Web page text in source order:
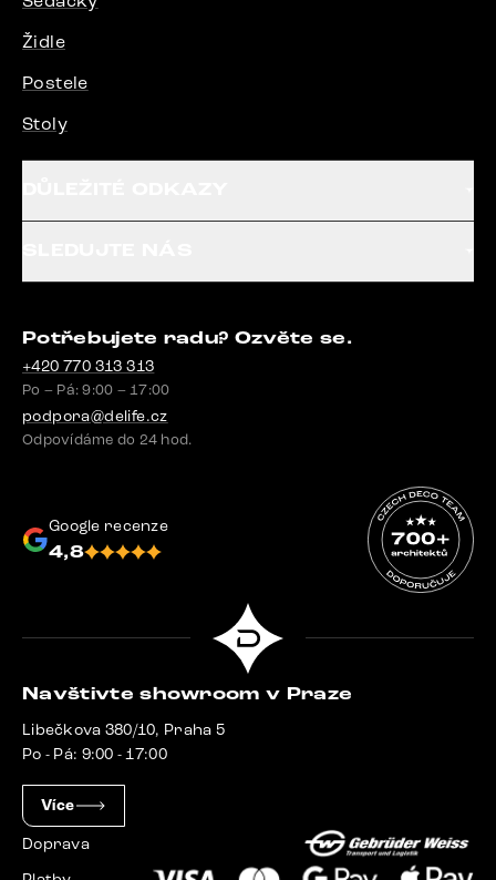
Židle
Postele
Stoly
Potřebujete radu? Ozvěte se.
+420 770 313 313
Po – Pá: 9:00 – 17:00
podpora@delife.cz
Odpovídáme do 24 hod.
Google recenze
4,8
Navštivte showroom v Praze
Libečkova 380/10, Praha 5
Po - Pá: 9:00 - 17:00
Více
Doprava